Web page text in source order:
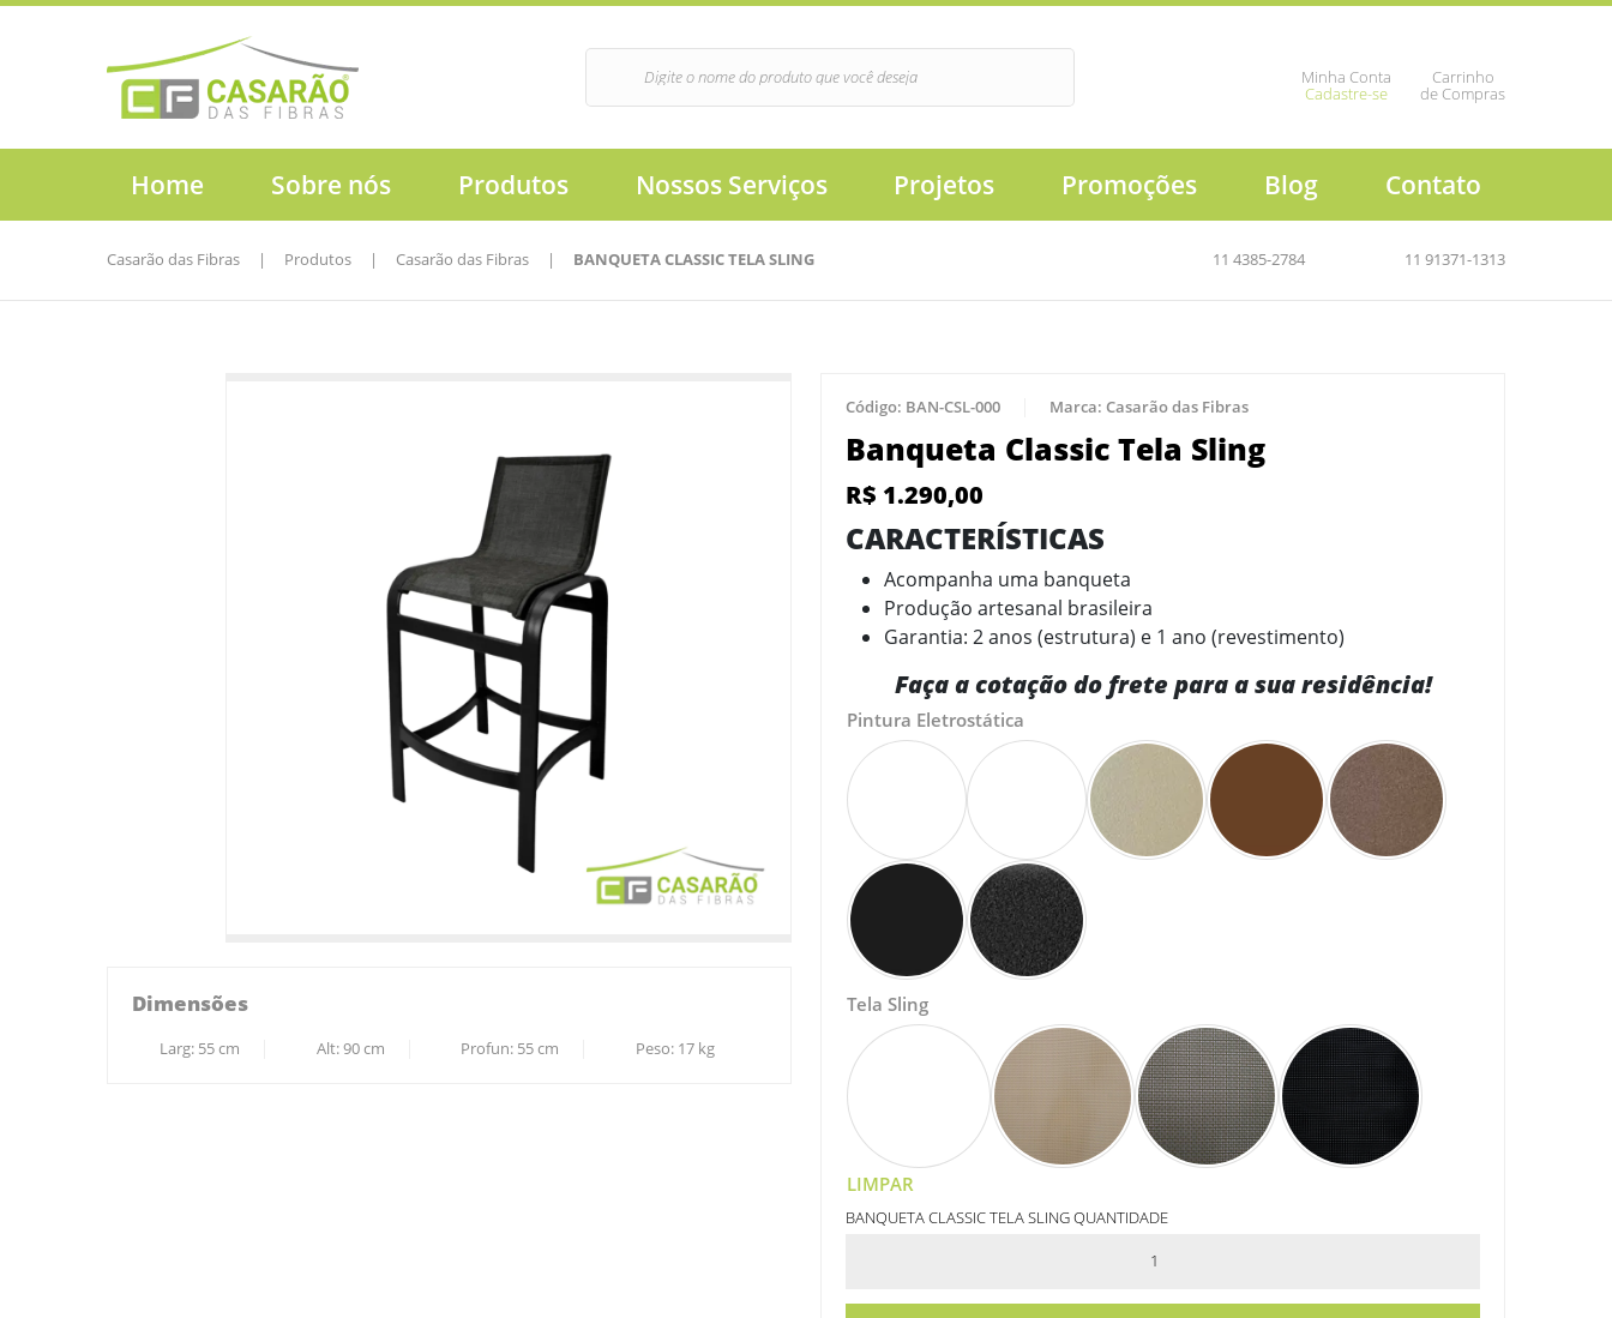
Minha Conta
Cadastre-se
Carrinho
de Compras
Home Sobre nós Produtos Nossos Serviços Projetos Promoções Blog Contato
Casarão das Fibras | Produtos | Casarão das Fibras | BANQUETA CLASSIC TELA SLING 11 4385-2784 11 91371-1313
Dimensões
Larg: 55cm Alt:90cm Profun: 55cm Peso: 17 kg
Código: BAN-CSL-000 Marca: Casarão das Fibras
Banqueta Classic Tela Sling
R$ 1.290,00
CARACTERÍSTICAS
Acompanha uma banqueta
Produção artesanal brasileira
Garantia: 2 anos (estrutura) e 1 ano (revestimento)
Faça a cotação do frete para a sua residência!
Pintura Eletrostática
Tela Sling
LIMPAR
BANQUETA CLASSIC TELA SLING QUANTIDADE